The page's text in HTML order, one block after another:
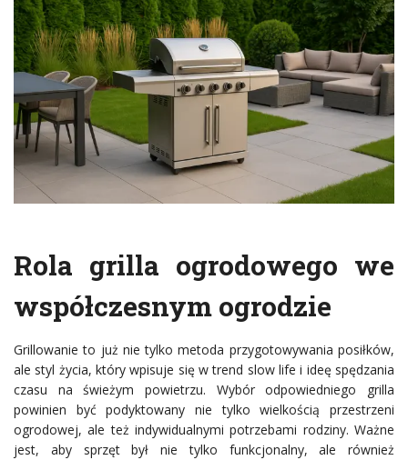
Rola grilla ogrodowego we
współczesnym ogrodzie
Grillowanie to już nie tylko metoda przygotowywania posiłków,
ale styl życia, który wpisuje się w trend slow life i ideę spędzania
czasu na świeżym powietrzu. Wybór odpowiedniego grilla
powinien być podyktowany nie tylko wielkością przestrzeni
ogrodowej, ale też indywidualnymi potrzebami rodziny. Ważne
jest, aby sprzęt był nie tylko funkcjonalny, ale również